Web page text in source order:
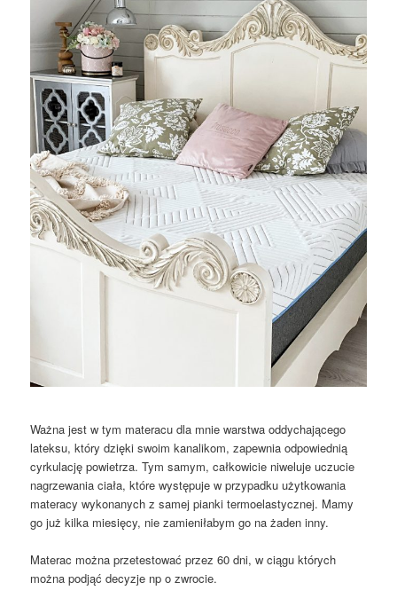
Ważna jest w tym materacu dla mnie warstwa oddychającego
lateksu, który dzięki swoim kanalikom, zapewnia odpowiednią
cyrkulację powietrza. Tym samym, całkowicie niweluje uczucie
nagrzewania ciała, które występuje w przypadku użytkowania
materacy wykonanych z samej pianki termoelastycznej. Mamy
go już kilka miesięcy, nie zamieniłabym go na żaden inny.
Materac można przetestować przez 60 dni, w ciągu których
można podjąć decyzje np o zwrocie.